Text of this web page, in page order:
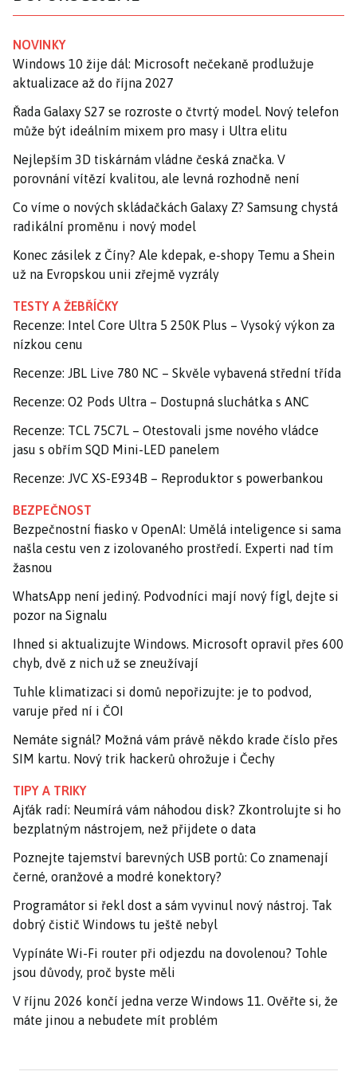
NOVINKY
Windows 10 žije dál: Microsoft nečekaně prodlužuje
aktualizace až do října 2027
Řada Galaxy S27 se rozroste o čtvrtý model. Nový telefon
může být ideálním mixem pro masy i Ultra elitu
Nejlepším 3D tiskárnám vládne česká značka. V
porovnání vítězí kvalitou, ale levná rozhodně není
Co víme o nových skládačkách Galaxy Z? Samsung chystá
radikální proměnu i nový model
Konec zásilek z Číny? Ale kdepak, e-shopy Temu a Shein
už na Evropskou unii zřejmě vyzrály
TESTY A ŽEBŘÍČKY
Recenze: Intel Core Ultra 5 250K Plus – Vysoký výkon za
nízkou cenu
Recenze: JBL Live 780 NC – Skvěle vybavená střední třída
Recenze: O2 Pods Ultra – Dostupná sluchátka s ANC
Recenze: TCL 75C7L – Otestovali jsme nového vládce
jasu s obřím SQD Mini-LED panelem
Recenze: JVC XS-E934B – Reproduktor s powerbankou
BEZPEČNOST
Bezpečnostní fiasko v OpenAI: Umělá inteligence si sama
našla cestu ven z izolovaného prostředí. Experti nad tím
žasnou
WhatsApp není jediný. Podvodníci mají nový fígl, dejte si
pozor na Signalu
Ihned si aktualizujte Windows. Microsoft opravil přes 600
chyb, dvě z nich už se zneužívají
Tuhle klimatizaci si domů nepořizujte: je to podvod,
varuje před ní i ČOI
Nemáte signál? Možná vám právě někdo krade číslo přes
SIM kartu. Nový trik hackerů ohrožuje i Čechy
TIPY A TRIKY
Ajťák radí: Neumírá vám náhodou disk? Zkontrolujte si ho
bezplatným nástrojem, než přijdete o data
Poznejte tajemství barevných USB portů: Co znamenají
černé, oranžové a modré konektory?
Programátor si řekl dost a sám vyvinul nový nástroj. Tak
dobrý čistič Windows tu ještě nebyl
Vypínáte Wi-Fi router při odjezdu na dovolenou? Tohle
jsou důvody, proč byste měli
V říjnu 2026 končí jedna verze Windows 11. Ověřte si, že
máte jinou a nebudete mít problém